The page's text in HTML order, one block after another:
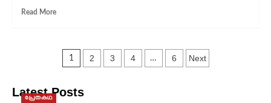
ഓണപ്പതിപ്പ്-2025
Read MoreRead
മങ്ങിയ
ഓണക്കോടികൾ/
ഒരു
Posts
1 2 3 4 … 6 Next
Latest Posts
പ്രേതകഥ